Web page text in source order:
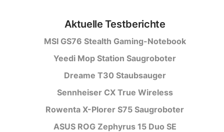
Aktuelle Testberichte
MSI GS76 Stealth Gaming-Notebook
Yeedi Mop Station Saugroboter
Dreame T30 Staubsauger
Sennheiser CX True Wireless
Rowenta X-Plorer S75 Saugroboter
ASUS ROG Zephyrus 15 Duo SE